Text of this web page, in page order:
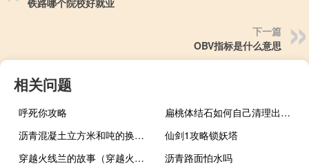
下一篇
OBV指标是什么意思
相关问题
呼死你攻略
扁桃体结石如何自己清理出来（扁桃体结石如何取出）
沥青混凝土立方米和吨的换算公式（沥青混凝土立方换算吨）
仙剑1攻略锁妖塔
穿越火线兰的故事（穿越火线兰被折磨）
沥青路面怕水吗